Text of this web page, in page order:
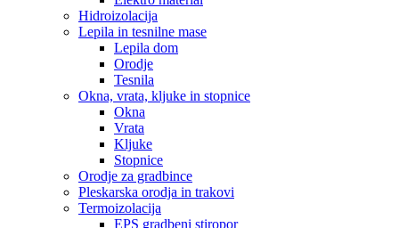
Hidroizolacija
Lepila in tesnilne mase
Lepila dom
Orodje
Tesnila
Okna, vrata, kljuke in stopnice
Okna
Vrata
Kljuke
Stopnice
Orodje za gradbince
Pleskarska orodja in trakovi
Termoizolacija
EPS gradbeni stiropor